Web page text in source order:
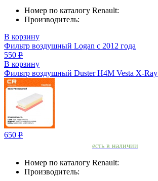
Номер по каталогу Renault:
Производитель:
В корзину
Фильтр воздушный Logan с 2012 года
550 Р
В корзину
Фильтр воздушный Duster H4M Vesta X-Ray
650 Р
есть в наличии
Номер по каталогу Renault:
Производитель: